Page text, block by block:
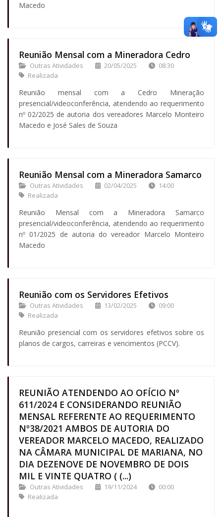
Macedo
Reunião Mensal com a Mineradora Cedro
Outras Atividades 20/05/2025
08:30
Realizada
Reunião mensal com a Cedro Mineração
presencial/videoconferência, atendendo ao requerimento
nº 02/2025 de autoria dos vereadores Marcelo Monteiro
Macedo e José Sales de Souza
Reunião Mensal com a Mineradora Samarco
Outras Atividades 02/04/2025
14:00
Realizada
Reunião Mensal com a Mineradora Samarco
presencial/videoconferência, atendendo ao requerimento
nº 01/2025 de autoria do vereador Marcelo Monteiro
Macedo
Reunião com os Servidores Efetivos
Outras Atividades 13/02/2025
09:00
Realizada
Reunião presencial com os servidores efetivos sobre os
planos de cargos, carreiras e vencimentos (PCCV).
REUNIÃO ATENDENDO AO OFÍCIO Nº
611/2024 E CONSIDERANDO REUNIÃO
MENSAL REFERENTE AO REQUERIMENTO
Nº38/2021 AMBOS DE AUTORIA DO
VEREADOR MARCELO MACEDO, REALIZADO
NA CÂMARA MUNICIPAL DE MARIANA, NO
DIA DEZENOVE DE NOVEMBRO DE DOIS
MIL E VINTE QUATRO ( (...)
Outras Atividades 19/11/2024
00:00
Realizada